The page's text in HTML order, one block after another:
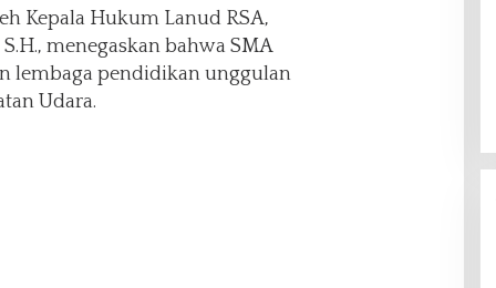
Kepala Hukum Lanud RSA,
menegaskan bahwa SMA
lembaga pendidikan unggulan
Udara.